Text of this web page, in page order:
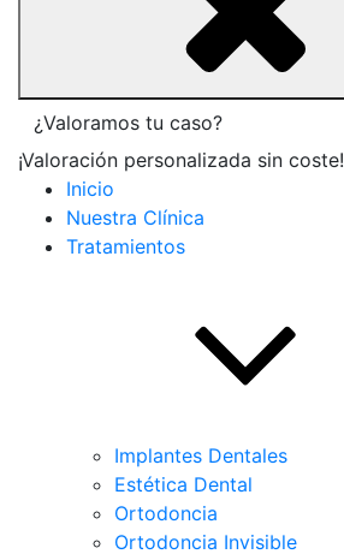
¿Valoramos tu caso?
¡Valoración personalizada sin coste!
Inicio
Nuestra Clínica
Tratamientos
Implantes Dentales
Estética Dental
Ortodoncia
Ortodoncia Invisible